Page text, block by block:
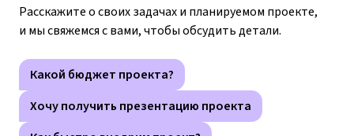
Расскажите о своих задачах и планируемом проекте,
и мы свяжемся с вами, чтобы обсудить детали.
Какой бюджет проекта?
Хочу получить презентацию проекта